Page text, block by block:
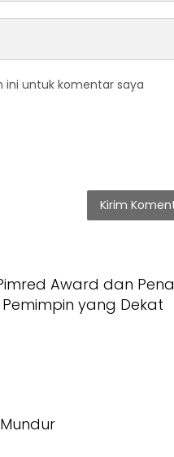
ini untuk komentar saya
Award dan Pena
Pemimpin yang Dekat